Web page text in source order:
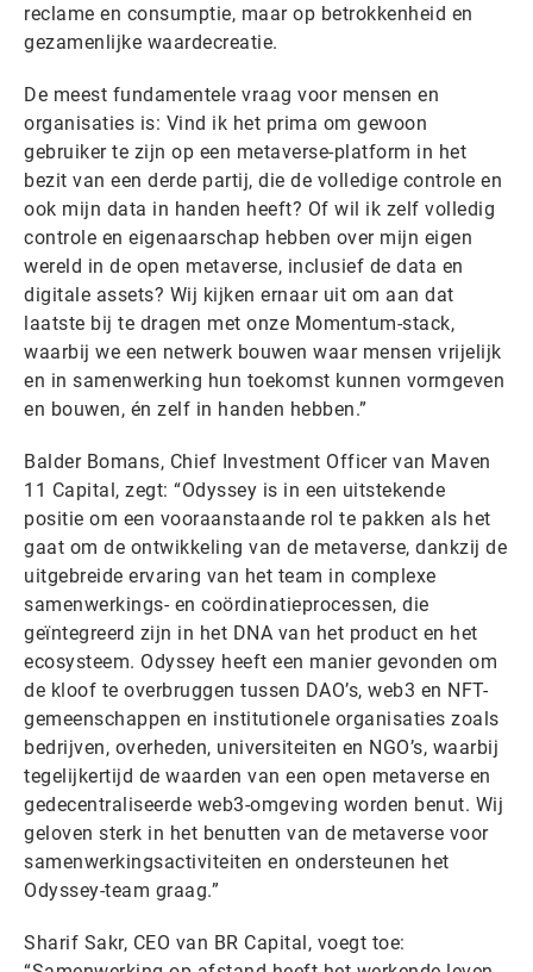
reclame en consumptie, maar op betrokkenheid en
gezamenlijke waardecreatie.
De meest fundamentele vraag voor mensen en
organisaties is: Vind ik het prima om gewoon
gebruiker te zijn op een metaverse-platform in het
bezit van een derde partij, die de volledige controle en
ook mijn data in handen heeft? Of wil ik zelf volledig
controle en eigenaarschap hebben over mijn eigen
wereld in de open metaverse, inclusief de data en
digitale assets? Wij kijken ernaar uit om aan dat
laatste bij te dragen met onze Momentum-stack,
waarbij we een netwerk bouwen waar mensen vrijelijk
en in samenwerking hun toekomst kunnen vormgeven
en bouwen, én zelf in handen hebben.”
Balder Bomans, Chief Investment Officer van Maven
11 Capital, zegt: “Odyssey is in een uitstekende
positie om een vooraanstaande rol te pakken als het
gaat om de ontwikkeling van de metaverse, dankzij de
uitgebreide ervaring van het team in complexe
samenwerkings- en coördinatieprocessen, die
geïntegreerd zijn in het DNA van het product en het
ecosysteem. Odyssey heeft een manier gevonden om
de kloof te overbruggen tussen DAO’s, web3 en NFT-
gemeenschappen en institutionele organisaties zoals
bedrijven, overheden, universiteiten en NGO’s, waarbij
tegelijkertijd de waarden van een open metaverse en
gedecentraliseerde web3-omgeving worden benut. Wij
geloven sterk in het benutten van de metaverse voor
samenwerkingsactiviteiten en ondersteunen het
Odyssey-team graag.”
Sharif Sakr, CEO van BR Capital, voegt toe: